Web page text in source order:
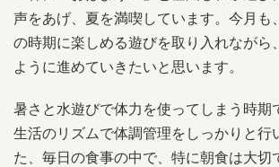
声をあげ、夏を満喫しています。今月も
の時期に楽しめる遊びを取り入れながら
ように進めていきたいと思います。
暑さと水遊びで体力を使ってしまう時期
生活のリズムで体調管理をしっかりと行
た、毎日の食事の中で、特に朝食は大切